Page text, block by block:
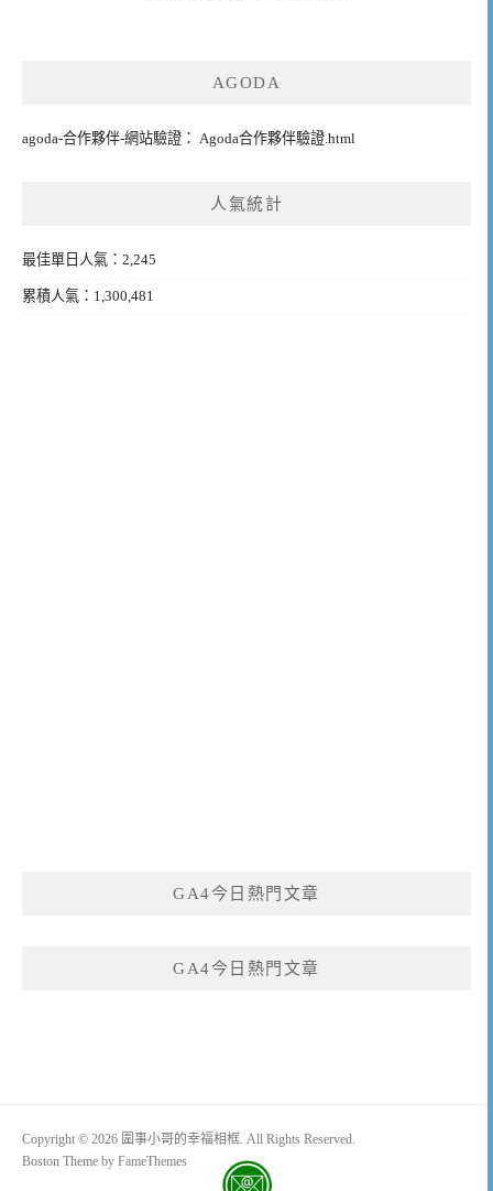
AGODA
agoda-合作夥伴-網站驗證： Agoda合作夥伴驗證.html
人氣統計
最佳單日人氣：2,245
累積人氣：1,300,481
GA4今日熱門文章
GA4今日熱門文章
Copyright © 2026 圍事小哥的幸福相框. All Rights Reserved.
Boston Theme by FameThemes